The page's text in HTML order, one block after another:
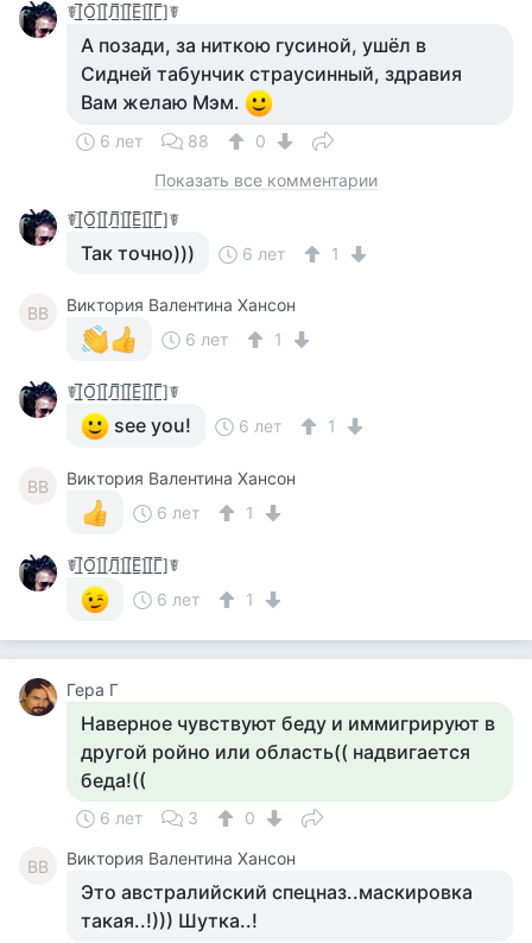
☤[̲̅О̲̅][̲̅Л̲̅][̲̅Е̲̅][̲̅Г̲̅]☤
А позади, за ниткою гусиной, ушёл в
Сидней табунчик страусинный, здравия
Вам желаю Мэм.
6 лет 88
0
Показать все комментарии
☤[̲̅О̲̅][̲̅Л̲̅][̲̅Е̲̅][̲̅Г̲̅]☤
Так точно))) 6 лет 1
ВВ
Виктория Валентина Хансон
6 лет
1
☤[̲̅О̲̅][̲̅Л̲̅][̲̅Е̲̅][̲̅Г̲̅]☤
see you! 6 лет 1
ВВ
Виктория Валентина Хансон
6 лет
1
☤[̲̅О̲̅][̲̅Л̲̅][̲̅Е̲̅][̲̅Г̲̅]☤
6 лет
1
Гера Г
Наверное чувствуют беду и иммигрируют в
другой ройно или область(( надвигается
беда!((
6 лет 3 0
ВВ Виктория Валентина Хансон
Это австралийский спецназ..маскировка
такая..!))) Шутка..!